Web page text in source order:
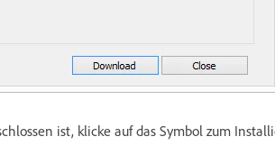
ist, klicke auf das Symbol zum